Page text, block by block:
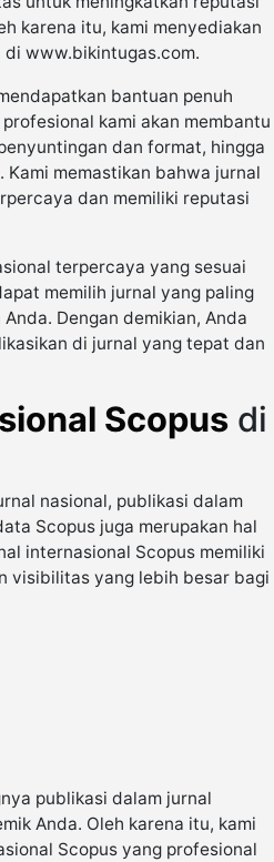
karena itu, kami menyediakan
www.bikintugas.com.
bantuan penuh
kami akan membantu
dan format, hingga
memastikan bahwa jurnal
dan memiliki reputasi
terpercaya yang sesuai
memilih jurnal yang paling
Dengan demikian, Anda
di jurnal yang tepat dan
Scopus di
nasional, publikasi dalam
Scopus juga merupakan hal
internasional Scopus memiliki
visibilitas yang lebih besar bagi
publikasi dalam jurnal
Anda. Oleh karena itu, kami
Scopus yang profesional